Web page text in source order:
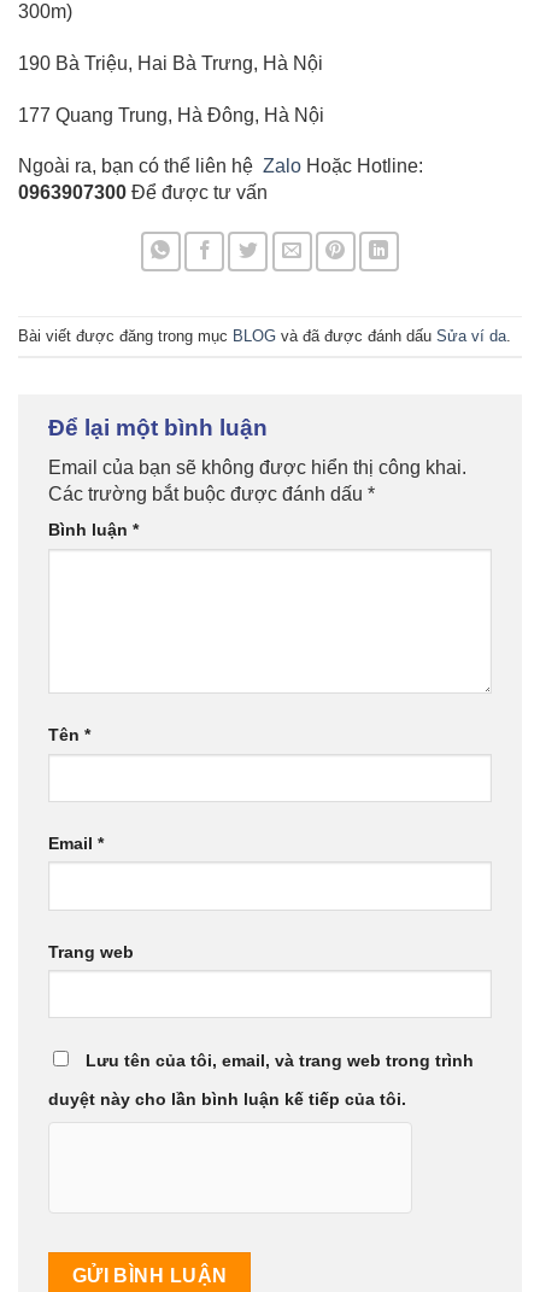
300m)
190 Bà Triệu, Hai Bà Trưng, Hà Nội
177 Quang Trung, Hà Đông, Hà Nội
Ngoài ra, bạn có thể liên hệ Zalo Hoặc Hotline:
0963907300 Để được tư vấn
Bài viết được đăng trong mục BLOG và đã được đánh dấu Sửa ví da
Để lại một bình luận
Email của bạn sẽ không được hiển thị công khai.
Các trường bắt buộc được đánh dấu *
Bình luận *
Tên *
Email *
Trang web
Lưu tên của tôi, email, và trang web trong trình
duyệt này cho lần bình luận kế tiếp của tôi.